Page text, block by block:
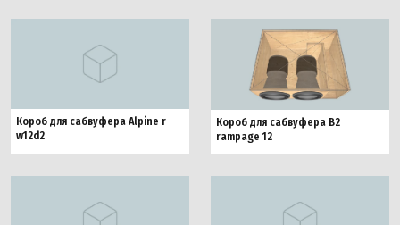
Короб для сабвуфера Alpine r
w12d2
Короб для сабвуфера B2
rampage 12